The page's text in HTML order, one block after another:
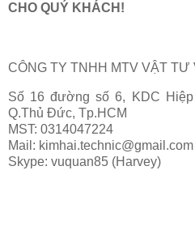
CHO QUÝ KHÁCH!
CÔNG TY TNHH MTV VẬT TƯ
Số 16 đường số 6, KDC
Q.Thủ Đức, Tp.HCM
MST: 0314047224
Mail: kimhai.technic@gmail.com
Skype: vuquan85 (Harvey)